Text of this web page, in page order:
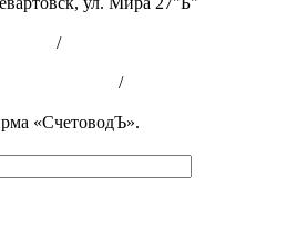
/
/
«СчетоводЪ».